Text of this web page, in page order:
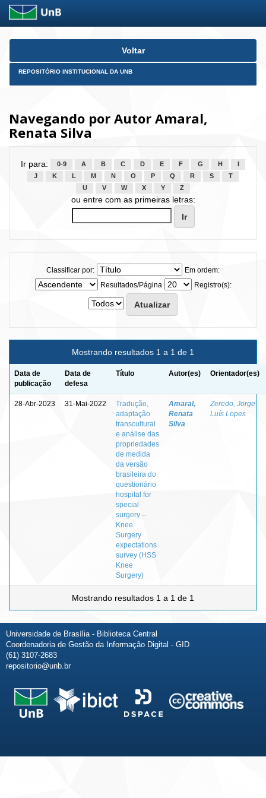
Skip
Voltar
REPOSITÓRIO INSTITUCIONAL DA UNB
Navegando por Autor Amaral,
Renata Silva
Ir para: 0-9 A B C D E F G H
J
K L M N O P Q R S
T
U
V W X Y Z
ou entre com as primeiras letras:
Classificar por:
Em ordem:
Resultados/Página
Registro(s):
Mostrando resultados 1 a 1 de 1
Data de
publicação
Data de
defesa
Título Autor(es) Orientador(es)
28-Abr-2023 31-Mai-2022
Tradução,
adaptação
transcultural
e análise das
propriedades
de medida
da versão
brasileira do
questionário
hospital for
special
surgery –
Knee
Surgery
expectations
survey (HSS
Knee
Surgery)
Amaral,
Renata
Silva
Zeredo, Jorge
Luís Lopes
Mostrando resultados 1 a 1 de 1
Universidade de Brasília - Biblioteca Central
Coordenadoria de Gestão da Informação Digital - GID
(61) 3107-2683
repositorio@unb.br